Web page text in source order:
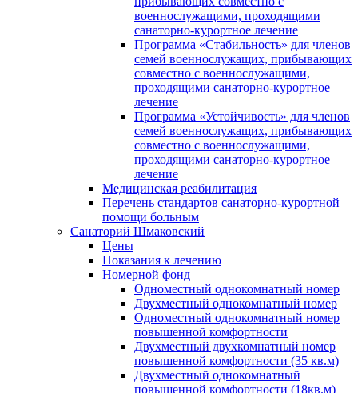
военнослужащими, проходящими
санаторно-курортное лечение
Программа «Стабильность» для членов
семей военнослужащих, прибывающих
совместно с военнослужащими,
проходящими санаторно-курортное
лечение
Программа «Устойчивость» для членов
семей военнослужащих, прибывающих
совместно с военнослужащими,
проходящими санаторно-курортное
лечение
Медицинская реабилитация
Перечень стандартов санаторно-курортной
помощи больным
Санаторий Шмаковский
Цены
Показания к лечению
Номерной фонд
Одноместный однокомнатный номер
Двухместный однокомнатный номер
Одноместный однокомнатный номер
повышенной комфортности
Двухместный двухкомнатный номер
повышенной комфортности (35 кв.м)
Двухместный однокомнатный
повышенной комфортности (18кв.м)